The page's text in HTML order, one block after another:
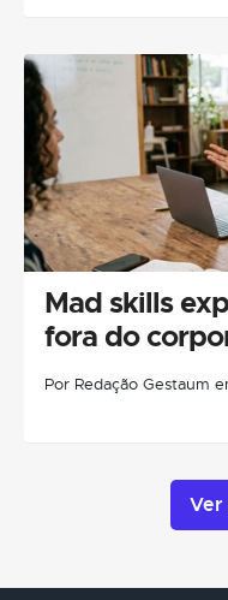
Mad skills
fora do
Por Redação Gestaum
Ver